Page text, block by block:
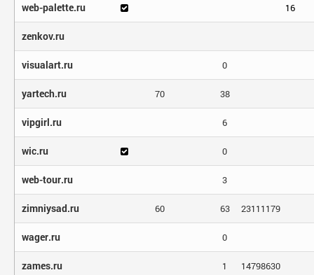
web-palette.ru 16
zenkov.ru
visualart.ru 0
yartech.ru 70 38
vipgirl.ru 6
wic.ru 0
web-tour.ru 3
zimniysad.ru 60 63 23111179
wager.ru 0
zames.ru 1 14798630